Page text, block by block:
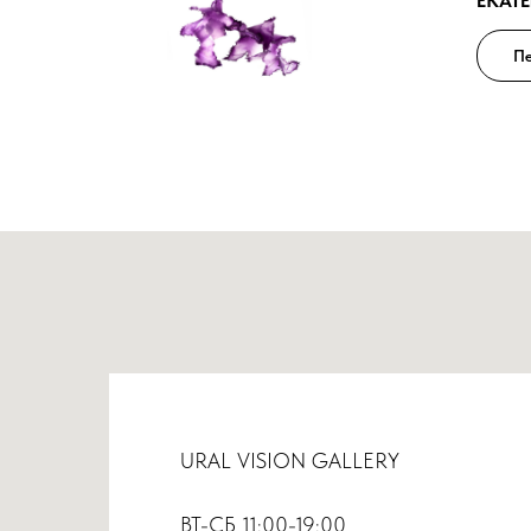
URAL VISION GALLERY
ВТ-СБ 11:00-19:00